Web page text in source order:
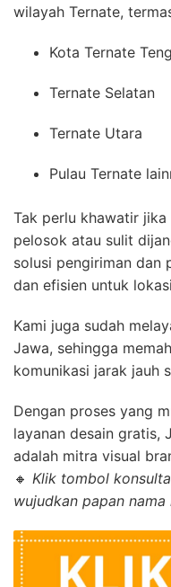
wilayah Ternate,
Kota Ternate
Ternate Selatan
Ternate Utara
Pulau Ternate
Tak perlu khawatir
pelosok atau sulit
solusi pengiriman dan
dan efisien untuk
Kami juga sudah
Jawa, sehingga
komunikasi jarak jauh
Dengan proses yang
layanan desain gratis,
adalah mitra visual
🔸 Klik tombol
wujudkan papan nama